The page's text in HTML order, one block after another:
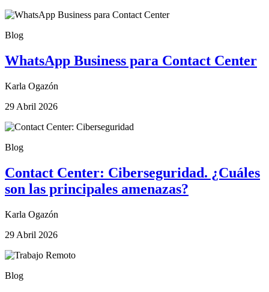
Blog
WhatsApp Business para Contact Center
Karla Ogazón
29 Abril 2026
Blog
Contact Center: Ciberseguridad. ¿Cuáles
son las principales amenazas?
Karla Ogazón
29 Abril 2026
Blog